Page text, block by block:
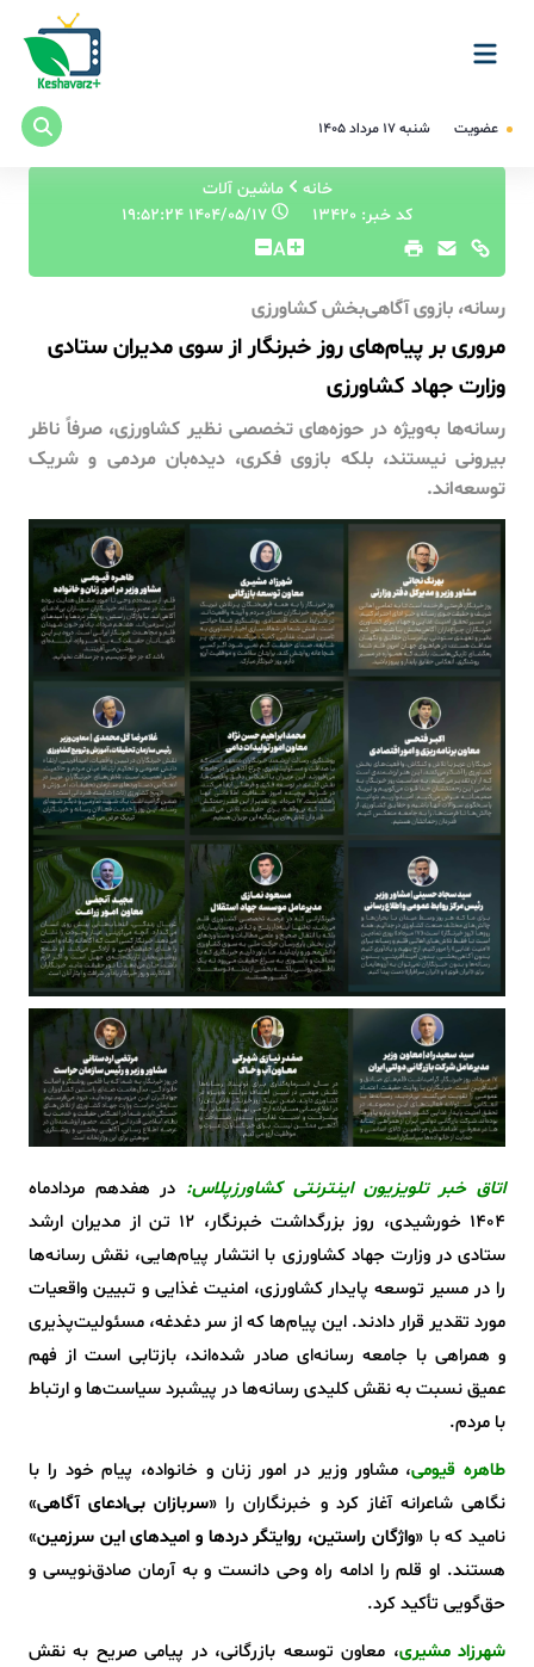
عضویت شنبه ۱۷ مرداد ۱۴۰۵
خانه
ماشین آلات
کد خبر: 13420
۱۴۰۴/۰۵/۱۷ ۱۹:۵۲:۲۴
A
رسانه، بازوی آگاهی‌بخش کشاورزی
مروری بر پیام‌های روز خبرنگار از سوی مدیران ستادی
وزارت جهاد کشاورزی
رسانه‌ها به‌ویژه در حوزه‌های تخصصی نظیر کشاورزی، صرفاً ناظر
بیرونی نیستند، بلکه بازوی فکری، دیده‌بان مردمی و شریک
توسعه‌اند.
اتاق خبر تلویزیون اینترنتی کشاورزپلاس: در هفدهم مردادماه
1404 خورشیدی، روز بزرگداشت خبرنگار، 12 تن از مدیران ارشد
ستادی در وزارت جهاد کشاورزی با انتشار پیام‌هایی، نقش رسانه‌ها
را در مسیر توسعه پایدار کشاورزی، امنیت غذایی و تبیین واقعیات
مورد تقدیر قرار دادند. این پیام‌ها که از سر دغدغه، مسئولیت‌پذیری
و همراهی با جامعه رسانه‌ای صادر شده‌اند، بازتابی است از فهم
عمیق نسبت به نقش کلیدی رسانه‌ها در پیشبرد سیاست‌ها و ارتباط
با مردم.
طاهره قیومی، مشاور وزیر در امور زنان و خانواده، پیام خود را با
نگاهی شاعرانه آغاز کرد و خبرنگاران را «سربازان بی‌ادعای آگاهی»
نامید که با «واژگان راستین، روایتگر دردها و امیدهای این سرزمین»
هستند. او قلم را ادامه راه وحی دانست و به آرمان صادق‌نویسی و
حق‌گویی تأکید کرد.
شهرزاد مشیری، معاون توسعه بازرگانی، در پیامی صریح به نقش